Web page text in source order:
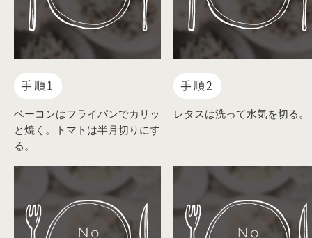
手順1
ベーコンはフライパンでカリッ
と焼く。トマトは半月切りにす
る。
手順2
レタスは洗って水気を切る。